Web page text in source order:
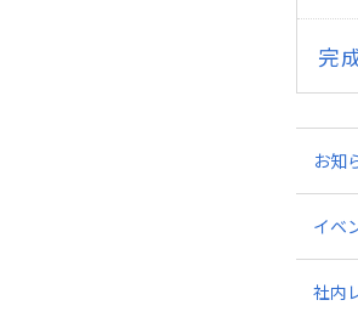
完
お知
イベ
社内